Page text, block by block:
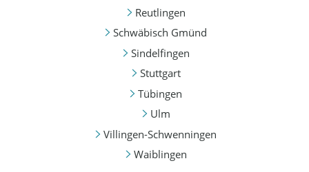
Reutlingen
Schwäbisch Gmünd
Sindelfingen
Stuttgart
Tübingen
Ulm
Villingen-Schwenningen
Waiblingen